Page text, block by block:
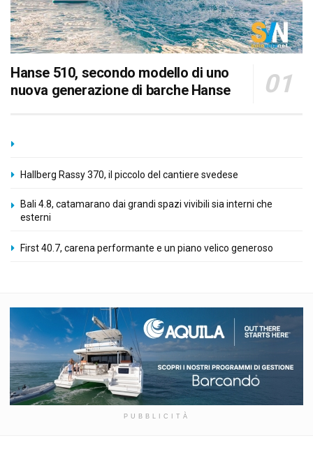
Hanse 510, secondo modello di uno
nuova generazione di barche Hanse
Hallberg Rassy 370, il piccolo del cantiere svedese
Bali 4.8, catamarano dai grandi spazi vivibili sia interni che
esterni
First 40.7, carena performante e un piano velico generoso
PUBBLICITÀ